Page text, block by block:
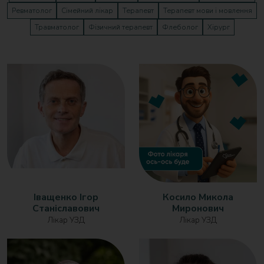
Ревматолог
Сімейний лікар Терапевт
Терапевт мови і мовлення
Травматолог
Фізичний терапевт Флеболог Хірург
Іващенко Ігор
Станіславович
Лікар УЗД
Косило Микола
Миронович
Лікар УЗД